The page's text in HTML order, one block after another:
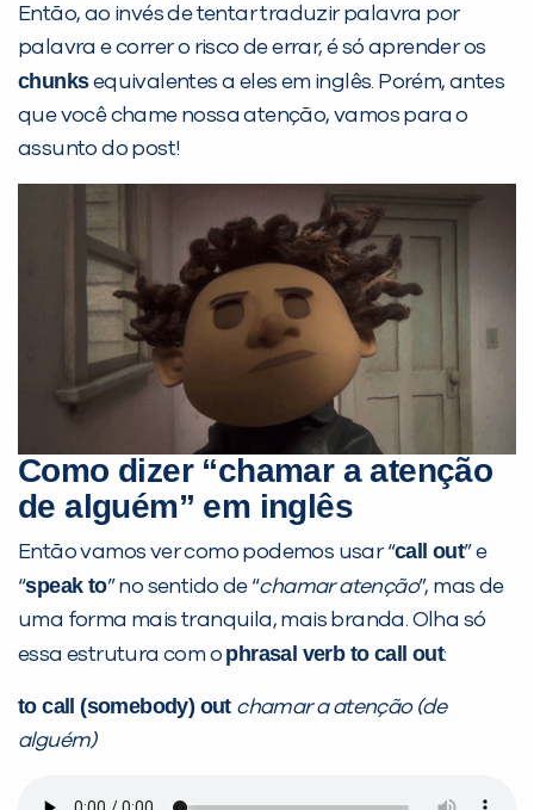
Então, ao invés de tentar traduzir palavra por
palavra e correr o risco de errar, é só aprender os
chunksequivalentes a eles em inglês. Porém, antes
que você chame nossa atenção, vamos para o
assunto do post!
Como dizer “chamar a atenção
de alguém” em inglês
Então vamos ver como podemos usar “call out” e
“speak to” no sentido de “chamar atenção”, mas de
uma forma mais tranquila, mais branda. Olha só
essa estrutura com o phrasal verbto call out:
to call (somebody) out chamar a atenção (de
alguém)
Você é aluno inFlux?
Não
VOLTAR